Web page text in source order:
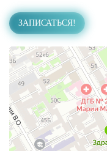
ЗАПИСАТЬСЯ!